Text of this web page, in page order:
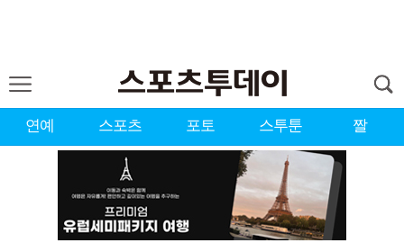
연예 스포츠 포토 스투툰 짤